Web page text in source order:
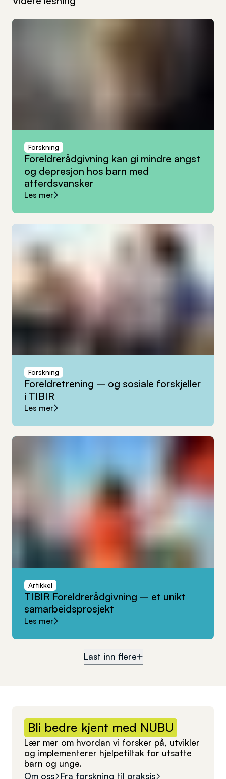
Forskning
Foreldrerådgivning kan gi mindre angst
og depresjon hos barn med
atferdsvansker
Les mer
Forskning
Foreldretrening – og sosiale forskjeller
i TIBIR
Les mer
Artikkel
TIBIR Foreldrerådgivning – et unikt
samarbeidsprosjekt
Les mer
Last inn flere
Bli bedre kjent med NUBU
Lær mer om hvordan vi forsker på, utvikler
og implementerer hjelpetiltak for utsatte
barn og unge.
Om oss
Fra forskning til praksis